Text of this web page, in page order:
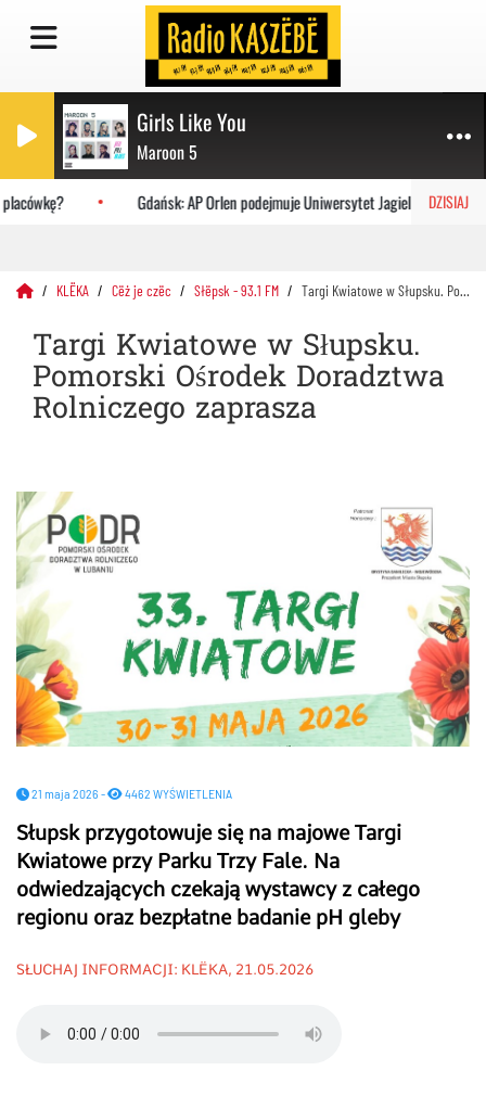
Girls Like You
Maroon 5
DZISIAJ
Gdańsk: AP Orlen podejmuje Uniwersytet Jagielloński
KLËKA Cëż je czëc Słëpsk - 93.1 FM Targi Kwiatowe w Słupsku. Pomorski Ośrodek Doradztwa Rolniczego zaprasza
Targi Kwiatowe w Słupsku.
Pomorski Ośrodek Doradztwa
Rolniczego zaprasza
21 maja 2026 - 4462 WYŚWIETLENIA
Słupsk przygotowuje się na majowe Targi
Kwiatowe przy Parku Trzy Fale. Na
odwiedzających czekają wystawcy z całego
regionu oraz bezpłatne badanie pH gleby
SŁUCHAJ INFORMACJI: KLËKA, 21.05.2026